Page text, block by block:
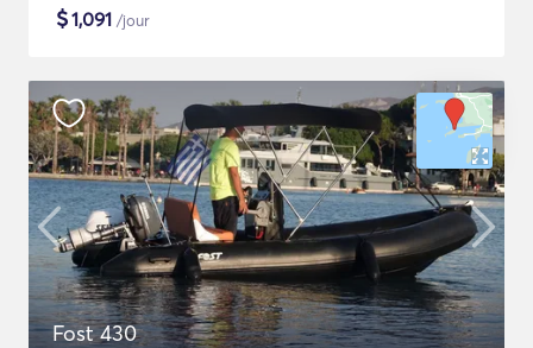
$1,091 /jour
Fost 430